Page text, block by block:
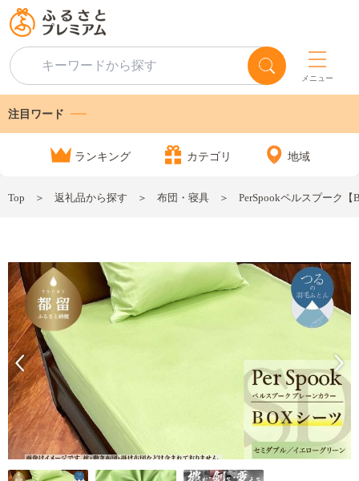
メニュー
注目ワード
ランキング カテゴリ 地域
Top 返礼品から探す 布団・寝具 PerSpookペルスプーク